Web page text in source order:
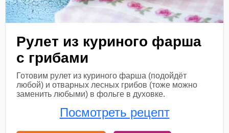
Рулет из куриного фарша
с грибами
Готовим рулет из куриного фарша (подойдёт
любой) и отварных лесных грибов (тоже можно
заменить любыми) в фольге в духовке.
Посмотреть рецепт